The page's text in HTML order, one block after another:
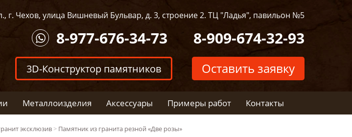
г. Чехов, улица Вишневый Бульвар, д. 3, строение 2. ТЦ "Ладья", павильон №5
8-909-674-32-93
8-977-676-34-73
Оставить заявку
3D-Конструктор памятников
Металлоизделия Аксессуары Примеры работ Контакты
эксклюзив > Памятник из гранита резной «Две розы»